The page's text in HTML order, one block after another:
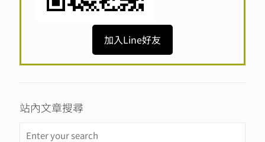
加入Line好友
站內文章搜尋